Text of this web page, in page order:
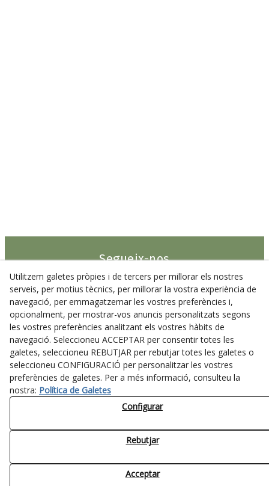
Segueix-nos
Disseny gràfic: MARKETIK · Disseny web:EVA BALCELLS·
Amb la tecnologia de:EBASNET
Avís legal Política de cookies Política de privacitat
© 08/2026 Associació Cultural Paupaterres - Tots els drets
Utilitzem galetes pròpies i de tercers per millorar els nostres
serveis, per motius tècnics, per millorar la vostra experiència de
navegació, per emmagatzemar les vostres preferències i,
opcionalment, per mostrar-vos anuncis personalitzats segons
les vostres preferències analitzant els vostres hàbits de
navegació. Seleccioneu ACCEPTAR per consentir totes les
galetes, seleccioneu REBUTJAR per rebutjar totes les galetes o
seleccioneu CONFIGURACIÓ per personalitzar les vostres
preferències de galetes. Per a més informació, consulteu la
nostra: Política de Galetes
Configurar
Rebutjar
Acceptar